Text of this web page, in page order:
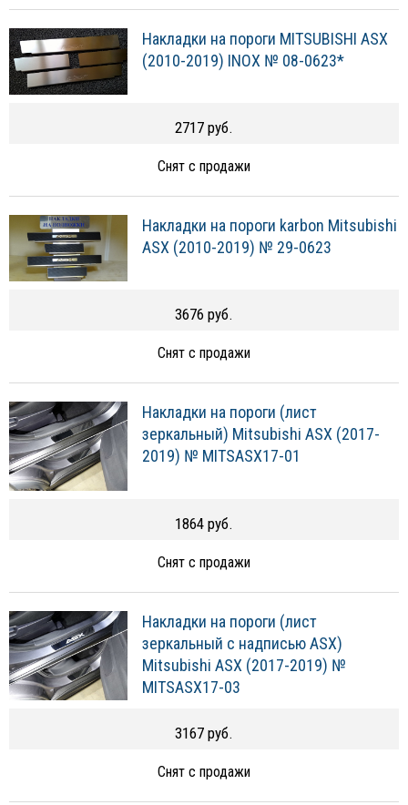
Накладки на пороги MITSUBISHI ASX
(2010-2019) INOX № 08-0623*
2717 руб.
Снят с продажи
Накладки на пороги karbon Mitsubishi
ASX (2010-2019) № 29-0623
3676 руб.
Снят с продажи
Накладки на пороги (лист
зеркальный) Mitsubishi ASX (2017-
2019) № MITSASX17-01
1864 руб.
Снят с продажи
Накладки на пороги (лист
зеркальный с надписью ASX)
Mitsubishi ASX (2017-2019) №
MITSASX17-03
3167 руб.
Снят с продажи